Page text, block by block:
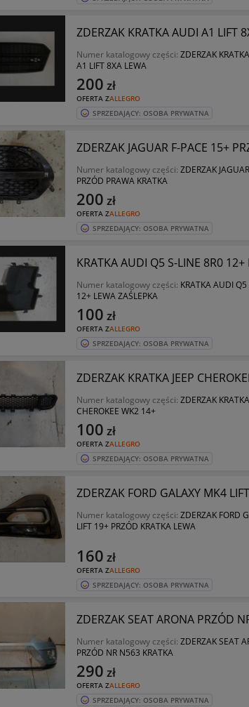
ZDERZAK KRATKA AUDI A1 LIFT
Numer katalogowy części: ZDERZAK
A1 LIFT 8XA LEWA
OFERTA ZALLEGRO
200 zł
SPRZEDAJĄCY: OSOBA PRYWATNA
ZDERZAK JAGUAR F-PACE 15+
Numer katalogowy części: ZDERZAK
PRZÓD PRAWA KRATKA
OFERTA ZALLEGRO
200 zł
SPRZEDAJĄCY: OSOBA PRYWATNA
KRATKA AUDI Q5 S-LINE 8R0 12+
Numer katalogowy części: KRATKA AUDI
12+ LEWA ZAŚLEPKA
OFERTA ZALLEGRO
100 zł
SPRZEDAJĄCY: OSOBA PRYWATNA
ZDERZAK KRATKA JEEP
Numer katalogowy części: ZDERZAK
CHEROKEE WK2 14+
OFERTA ZALLEGRO
100 zł
SPRZEDAJĄCY: OSOBA PRYWATNA
ZDERZAK FORD GALAXY MK4
Numer katalogowy części: ZDERZAK FORD
LIFT 19+ PRZÓD KRATKA LEWA
OFERTA ZALLEGRO
160 zł
SPRZEDAJĄCY: OSOBA PRYWATNA
ZDERZAK SEAT ARONA PRZÓD
Numer katalogowy części: ZDERZAK SEAT
PRZÓD NR N563 KRATKA
OFERTA ZALLEGRO
290 zł
SPRZEDAJĄCY: OSOBA PRYWATNA